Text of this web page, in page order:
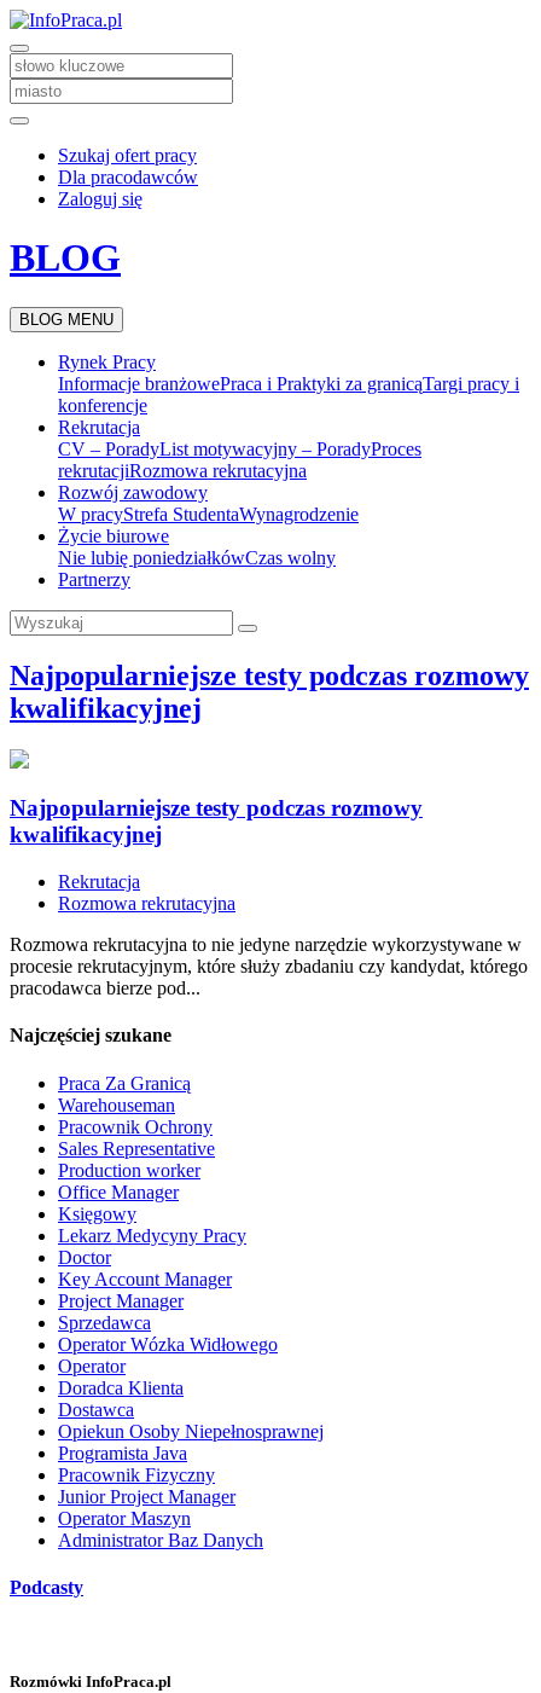
Szukaj ofert pracy
Dla pracodawców
Zaloguj się
BLOG
BLOG MENU
Rynek Pracy
Informacje branżowePraca i Praktyki za granicąTargi pracy i
konferencje
Rekrutacja
CV – PoradyList motywacyjny – PoradyProces
rekrutacjiRozmowa rekrutacyjna
Rozwój zawodowy
W pracyStrefa StudentaWynagrodzenie
Życie biurowe
Nie lubię poniedziałkówCzas wolny
Partnerzy
Najpopularniejsze testy podczas rozmowy
kwalifikacyjnej
Najpopularniejsze testy podczas rozmowy
kwalifikacyjnej
Rekrutacja
Rozmowa rekrutacyjna
Rozmowa rekrutacyjna to nie jedyne narzędzie wykorzystywane w
procesie rekrutacyjnym, które służy zbadaniu czy kandydat, którego
pracodawca bierze pod...
Najczęściej szukane
Praca Za Granicą
Warehouseman
Pracownik Ochrony
Sales Representative
Production worker
Office Manager
Księgowy
Lekarz Medycyny Pracy
Doctor
Key Account Manager
Project Manager
Sprzedawca
Operator Wózka Widłowego
Operator
Doradca Klienta
Dostawca
Opiekun Osoby Niepełnosprawnej
Programista Java
Pracownik Fizyczny
Junior Project Manager
Operator Maszyn
Administrator Baz Danych
Podcasty
Rozmówki InfoPraca.pl